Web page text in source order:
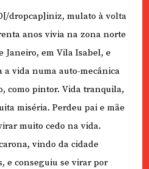
dropcap]iniz, mulato à volta
anos vivia na zona norte
Janeiro, em Vila Isabel, e
a vida numa auto-mecânica
como pintor. Vida tranquila,
miséria. Perdeu pai e mãe
muito cedo na vida.
vindo da cidade
e conseguiu se virar por